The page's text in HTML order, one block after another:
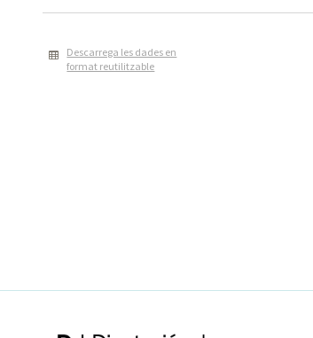
Descarrega les dades en
format reutilitzable